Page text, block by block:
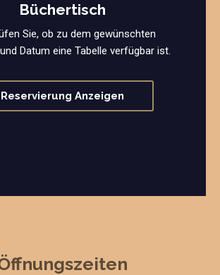
Büchertisch
Sie, ob zu dem gewünschten
Datum eine Tabelle verfügbar ist.
Reservierung Anzeigen